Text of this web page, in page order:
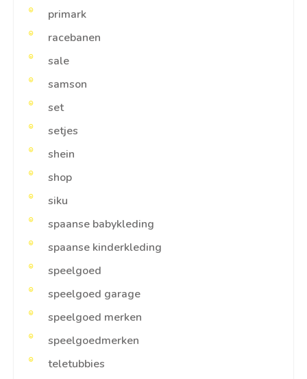
primark
racebanen
sale
samson
set
setjes
shein
shop
siku
spaanse babykleding
spaanse kinderkleding
speelgoed
speelgoed garage
speelgoed merken
speelgoedmerken
teletubbies